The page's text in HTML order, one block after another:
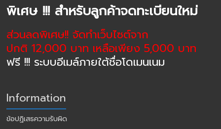
พิเศษ !!! สำหรับลูกค้าจดทะเบียนใหม่
ส่วนลดพิเศษ!! จัดทำเว็บไซต์จาก
ปกติ 12,000 บาท เหลือเพียง 5,000 บาท
ฟรี !!! ระบบอีเมล์ภายใต้ชื่อโดเมนเนม
Information
ข้อปฏิเสธความรับผิด